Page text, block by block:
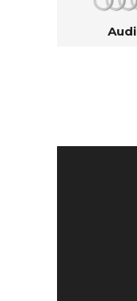
Audi